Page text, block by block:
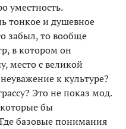
уместность.
тонкое и душевное
забыл, то вообще
в котором он
место с великой
к культуре?
Это не показ мод.
бы
базовые понимания